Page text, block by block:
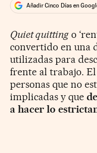
Añadir Cinco Días en
Quiet quittingo
convertido en una
utilizadas para
frente al trabajo.
personas que no
implicadas y que
a hacer lo